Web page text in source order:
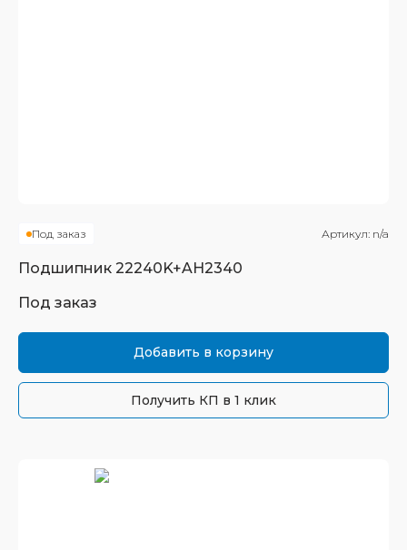
Под заказ Артикул: n/a
Подшипник 22240K+AH2340
Под заказ
Добавить в корзину
Получить КП в 1 клик